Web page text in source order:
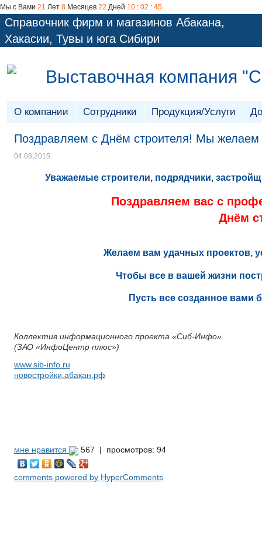
Мы с Вами 21 Лет 8 Месяцев 22 Дней 10 : 02 : 45
Справочник фирм и магазинов Абакана,
Хакасии, Тувы и юга Сибири
Выставочная компания
О компании Сотрудники Продукция/Услуги
Поздравляем с Днём строителя! Мы желаем
04.08.2015
Уважаемые строители, подрядчики,
Поздравляем вас с
Днём
Желаем вам удачных проектов,
Чтобы все в вашей жизни
Пусть все созданное вами
Коллектив информационного проекта «Сиб-Инфо»
(ЗАО «ИнфоЦентр плюс»)
www.sib-info.ru
новостройки.абакан.рф
мне нравится 567 | просмотров: 94
comments powered by HyperComments